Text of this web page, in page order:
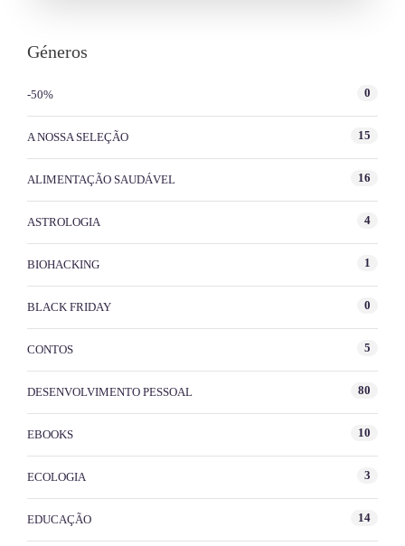
Géneros
-50% 0
A NOSSA SELEÇÃO 15
ALIMENTAÇÃO SAUDÁVEL 16
ASTROLOGIA 4
BIOHACKING 1
BLACK FRIDAY 0
CONTOS 5
DESENVOLVIMENTO PESSOAL 80
EBOOKS 10
ECOLOGIA 3
EDUCAÇÃO 14